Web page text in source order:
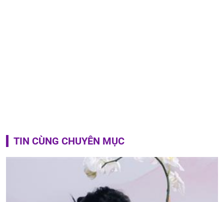
TIN CÙNG CHUYÊN MỤC